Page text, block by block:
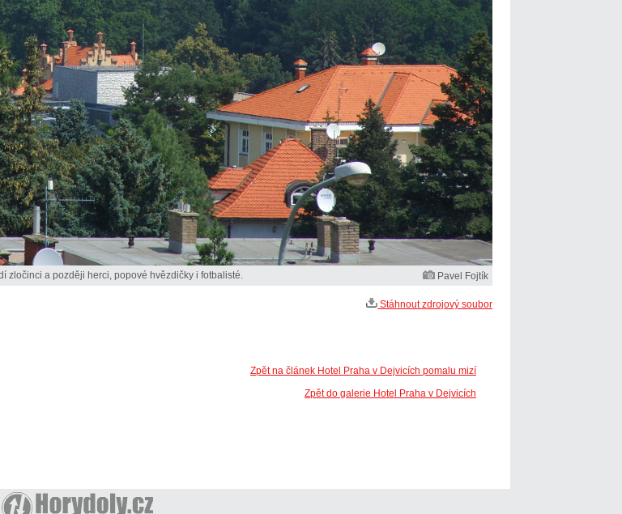
zločinci a později herci, popové hvězdičky i fotbalisté. Pavel Fojtík
Stáhnout zdrojový soubor
Zpět na článek Hotel Praha v Dejvicích pomalu mizí
Zpět do galerie Hotel Praha v Dejvicích